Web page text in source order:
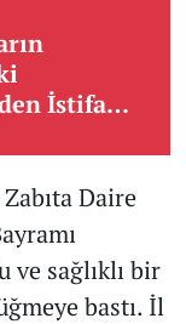
İstifa
Daire
ve sağlıklı bir
bastı. İl